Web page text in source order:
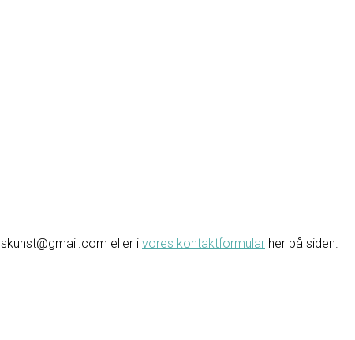
eller i vores kontaktformular her på siden.